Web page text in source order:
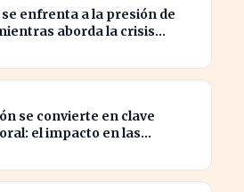
se enfrenta a la presión de
aborda la crisis
se convierte en clave
el impacto en las